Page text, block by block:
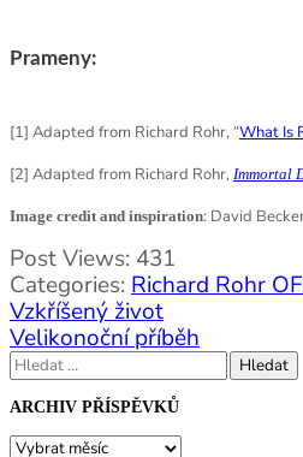
Prameny:
[1] Adapted from Richard Rohr, “What Is
[2] Adapted from Richard Rohr, Immortal
Image credit and inspiration: David
Post Views: 431
Categories: Richard Rohr
Navigace
pro
příspěvek
Vzkříšený život
Velikonoční příběh
Vyhledávání
ARCHIV PŘÍSPĚVKŮ
ARCHIV